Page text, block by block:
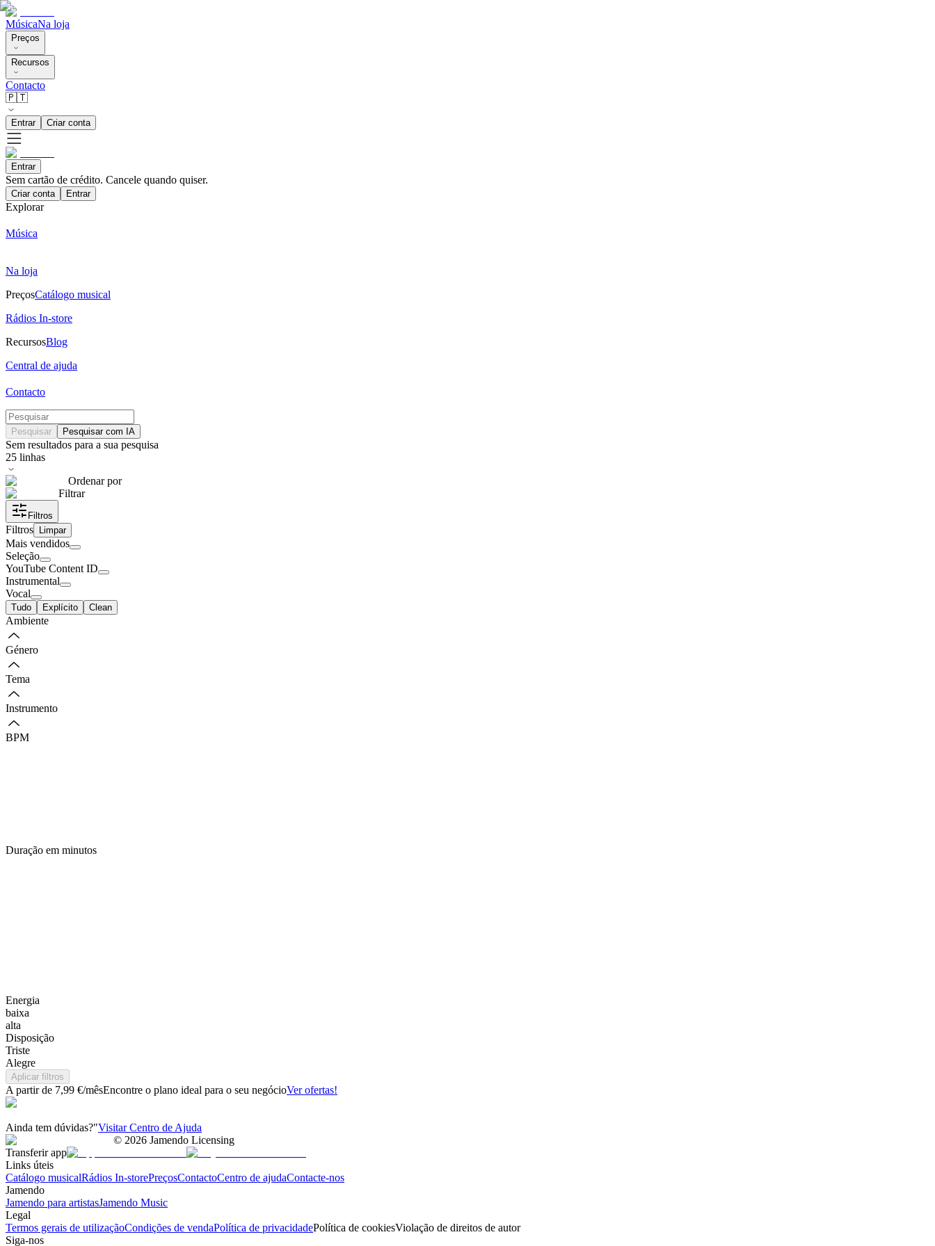
MúsicaNa loja
Preços
Recursos
Contacto
🇵🇹
Entrar Criar conta
Entrar
Sem cartão de crédito. Cancele quando quiser.
Criar conta Entrar
Explorar
Música
Na loja
PreçosCatálogo musical
Rádios In-store
RecursosBlog
Central de ajuda
Contacto
Pesquisar Pesquisar com IA
Sem resultados para a sua pesquisa
25 linhas
Ordenar por
Filtrar
Filtros
Filtros Limpar
Mais vendidos
Seleção
YouTube Content ID
Instrumental
Vocal
Tudo Explícito Clean
Ambiente
Género
Tema
Instrumento
BPM
Duração em minutos
Energia
baixa
alta
Disposição
Triste
Alegre
Aplicar filtros
A partir de 7,99 €/mêsEncontre o plano ideal para o seu negócioVer ofertas!
Ainda tem dúvidas?"Visitar Centro de Ajuda
© 2026 Jamendo Licensing
Transferir app
Links úteis
Catálogo musicalRádios In-storePreçosContactoCentro de ajudaContacte-nos
Jamendo
Jamendo para artistasJamendo Music
Legal
Termos gerais de utilizaçãoCondições de vendaPolítica de privacidadePolítica de cookiesViolação de direitos de autor
Siga-nos